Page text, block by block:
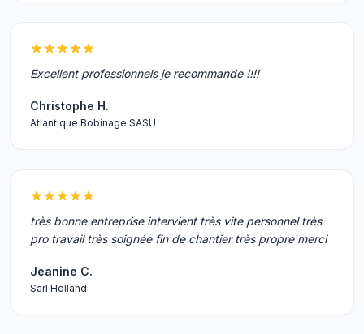
Excellent professionnels je recommande !!!!
Christophe H.
Atlantique Bobinage SASU
très bonne entreprise intervient très vite personnel très
pro travail très soignée fin de chantier très propre merci
Jeanine C.
Sarl Holland